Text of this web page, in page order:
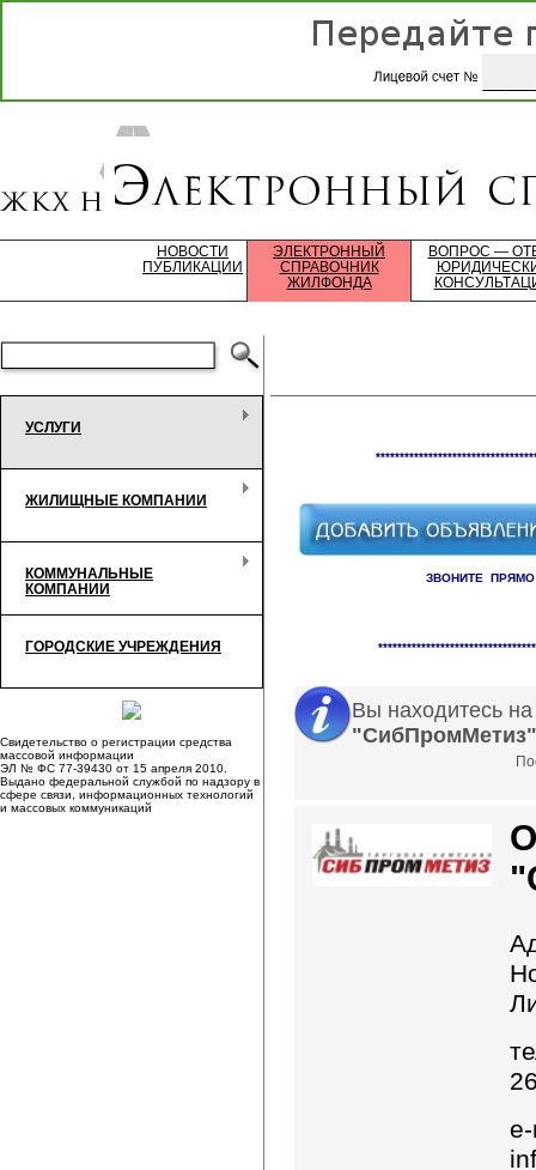
НОВОСТИ
ПУБЛИКАЦИИ
ЭЛЕКТРОННЫЙ
СПРАВОЧНИК
ЖИЛФОНДА
ВОПРОС —
УСЛУГИ
ЖИЛИЩНЫЕ КОМПАНИИ
КОММУНАЛЬНЫЕ
КОМПАНИИ
ГОРОДСКИЕ УЧРЕЖДЕНИЯ
Свидетельство о регистрации средства
массовой информации
ЭЛ № ФС 77-39430 от 15 апреля 2010.
Выдано федеральной службой по надзору в
сфере связи, информационных технологий
и массовых коммуникаций
ЗВОНИТЕ
Справочник
Вы находитесь
"СибПромМетиз"